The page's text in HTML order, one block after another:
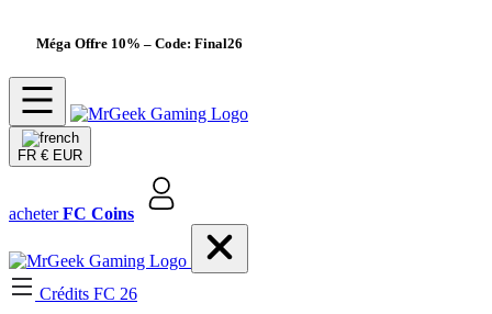
Méga Offre 10% – Code: Final26
FR € EUR
acheterFC Coins
Crédits FC 26